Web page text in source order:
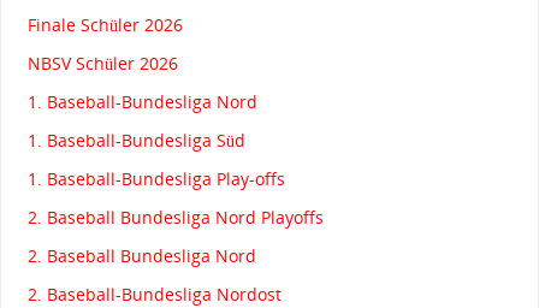
Finale Schüler 2026
NBSV Schüler 2026
1. Baseball-Bundesliga Nord
1. Baseball-Bundesliga Süd
1. Baseball-Bundesliga Play-offs
2. Baseball Bundesliga Nord Playoffs
2. Baseball Bundesliga Nord
2. Baseball-Bundesliga Nordost